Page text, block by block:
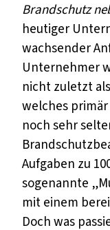
Brandschutz
heutiger
wachsender
Unternehmer
nicht zuletzt
welches
noch sehr
Aufgaben zu
sogenannte
mit einem
Doch was